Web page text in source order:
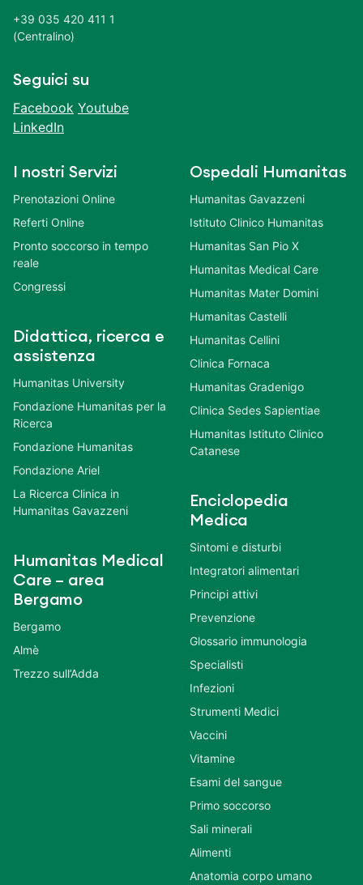
+39 035 420 411 1
(Centralino)
Seguici su
Facebook Youtube
LinkedIn
I nostri Servizi
Prenotazioni Online
Referti Online
Pronto soccorso in tempo
reale
Congressi
Didattica, ricerca e
assistenza
Humanitas University
Fondazione Humanitas per la
Ricerca
Fondazione Humanitas
Fondazione Ariel
La Ricerca Clinica in
Humanitas Gavazzeni
Humanitas Medical
Care – area
Bergamo
Bergamo
Almè
Trezzo sull’Adda
Ospedali Humanitas
Humanitas Gavazzeni
Istituto Clinico Humanitas
Humanitas San Pio X
Humanitas Medical Care
Humanitas Mater Domini
Humanitas Castelli
Humanitas Cellini
Clinica Fornaca
Humanitas Gradenigo
Clinica Sedes Sapientiae
Humanitas Istituto Clinico
Catanese
Enciclopedia
Medica
Sintomi e disturbi
Integratori alimentari
Principi attivi
Prevenzione
Glossario immunologia
Specialisti
Infezioni
Strumenti Medici
Vaccini
Vitamine
Esami del sangue
Primo soccorso
Sali minerali
Alimenti
Anatomia corpo umano